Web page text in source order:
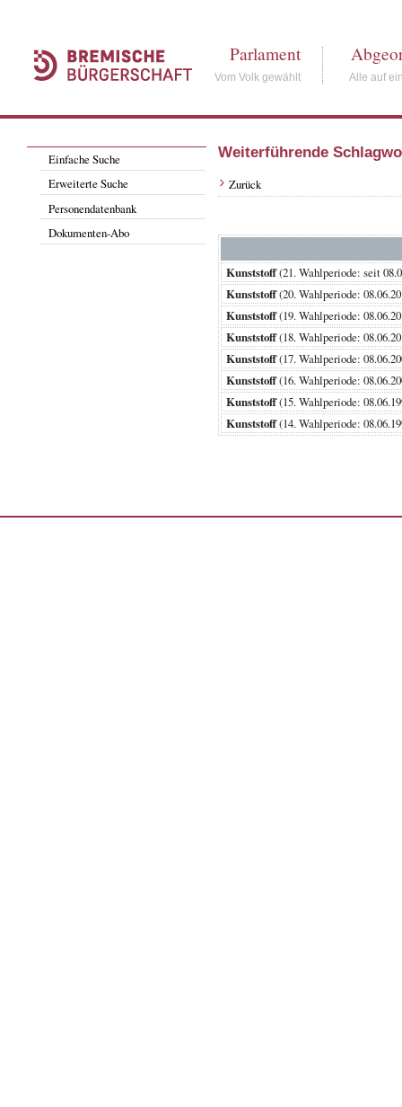
Parlament
Vom Volk gewählt Alle auf
Einfache Suche
Erweiterte Suche
Personendatenbank
Dokumenten-Abo
Weiterführende
Zurück
Kunststoff(21. Wahlperiode: seit
Kunststoff(20. Wahlperiode:
Kunststoff(19. Wahlperiode:
Kunststoff(18. Wahlperiode:
Kunststoff(17. Wahlperiode:
Kunststoff(16. Wahlperiode:
Kunststoff(15. Wahlperiode:
Kunststoff(14. Wahlperiode: